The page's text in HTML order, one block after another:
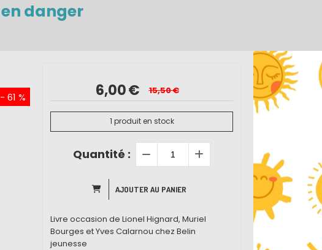
danger
- 61 % 6,00€ 15,50€
1 produit en stock
Quantité :
AJOUTER AU PANIER
Livre occasion de Lionel Hignard, Muriel
Bourges et Yves Calarnou chez Belin
jeunesse